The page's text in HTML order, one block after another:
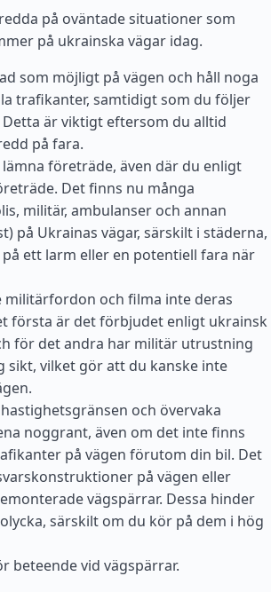
på oväntade situationer som
på ukrainska vägar idag.
som möjligt på vägen och håll noga
trafikanter, samtidigt som du följer
är viktigt eftersom du alltid
på fara.
företräde, även där du enligt
Det finns nu många
militär, ambulanser och annan
på Ukrainas vägar, särskilt i städerna,
ett larm eller en potentiell fara när
militärfordon och filma inte deras
första är det förbjudet enligt ukrainsk
för det andra har militär utrustning
sikt, vilket gör att du kanske inte
och övervaka
noggrant, även om det inte finns
på vägen förutom din bil. Det
på vägen eller
vägspärrar. Dessa hinder
särskilt om du kör på dem i hög
beteende vid vägspärrar.